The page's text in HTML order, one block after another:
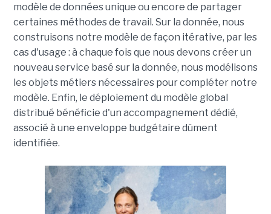
modèle de données unique ou encore de partager
certaines méthodes de travail. Sur la donnée, nous
construisons notre modèle de façon itérative, par les
cas d'usage : à chaque fois que nous devons créer un
nouveau service basé sur la donnée, nous modélisons
les objets métiers nécessaires pour compléter notre
modèle. Enfin, le déploiement du modèle global
distribué bénéficie d'un accompagnement dédié,
associé à une enveloppe budgétaire dûment
identifiée.